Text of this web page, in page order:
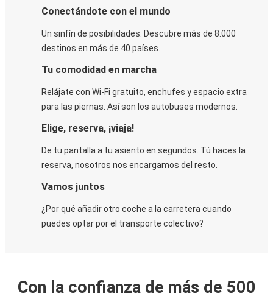
Conectándote con el mundo
Un sinfín de posibilidades. Descubre más de 8.000
destinos en más de 40 países.
Tu comodidad en marcha
Relájate con Wi-Fi gratuito, enchufes y espacio extra
para las piernas. Así son los autobuses modernos.
Elige, reserva, ¡viaja!
De tu pantalla a tu asiento en segundos. Tú haces la
reserva, nosotros nos encargamos del resto.
Vamos juntos
¿Por qué añadir otro coche a la carretera cuando
puedes optar por el transporte colectivo?
Con la confianza de más de 500